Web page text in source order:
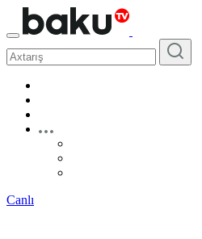
Canlı